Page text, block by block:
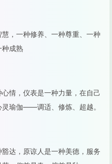
，一种修养、一种尊重、一种
种成熟
情，仪表是一种力量，在自己
瑜伽——调适、修炼、超越。
达，原谅人是一种美德，服务